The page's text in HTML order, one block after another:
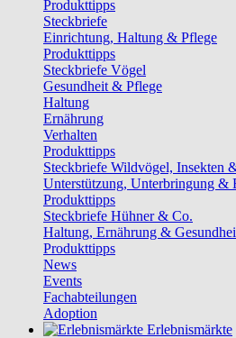
Produkttipps
Steckbriefe
Einrichtung, Haltung & Pflege
Produkttipps
Steckbriefe Vögel
Gesundheit & Pflege
Haltung
Ernährung
Verhalten
Produkttipps
Steckbriefe Wildvögel, Insekten
Unterstützung, Unterbringung &
Produkttipps
Steckbriefe Hühner & Co.
Haltung, Ernährung &
Produkttipps
News
Events
Fachabteilungen
Adoption
Erlebnismärkte